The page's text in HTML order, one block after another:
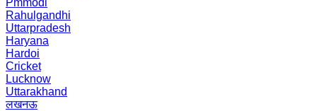
Pmmodi
Rahulgandhi
Uttarpradesh
Haryana
Hardoi
Cricket
Lucknow
Uttarakhand
लखनऊ